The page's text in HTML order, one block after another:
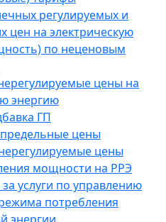
регулируемых и
цен на электрическую
по неценовым
цены на
энергию
ГП
цены
цены
мощности на РРЭ
услуги по управлению
потребления